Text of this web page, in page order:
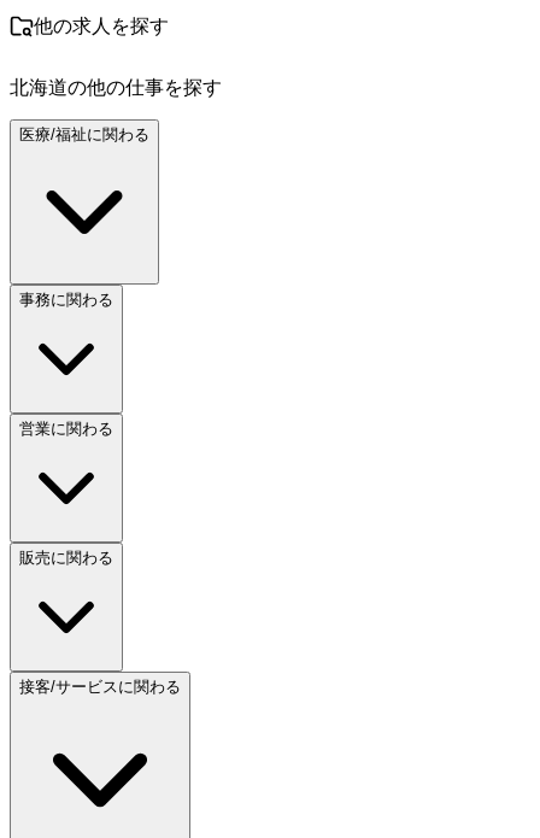
他の求人を探す
北海道の他の仕事を探す
医療/福祉に関わる
事務に関わる
営業に関わる
販売に関わる
接客/サービスに関わる